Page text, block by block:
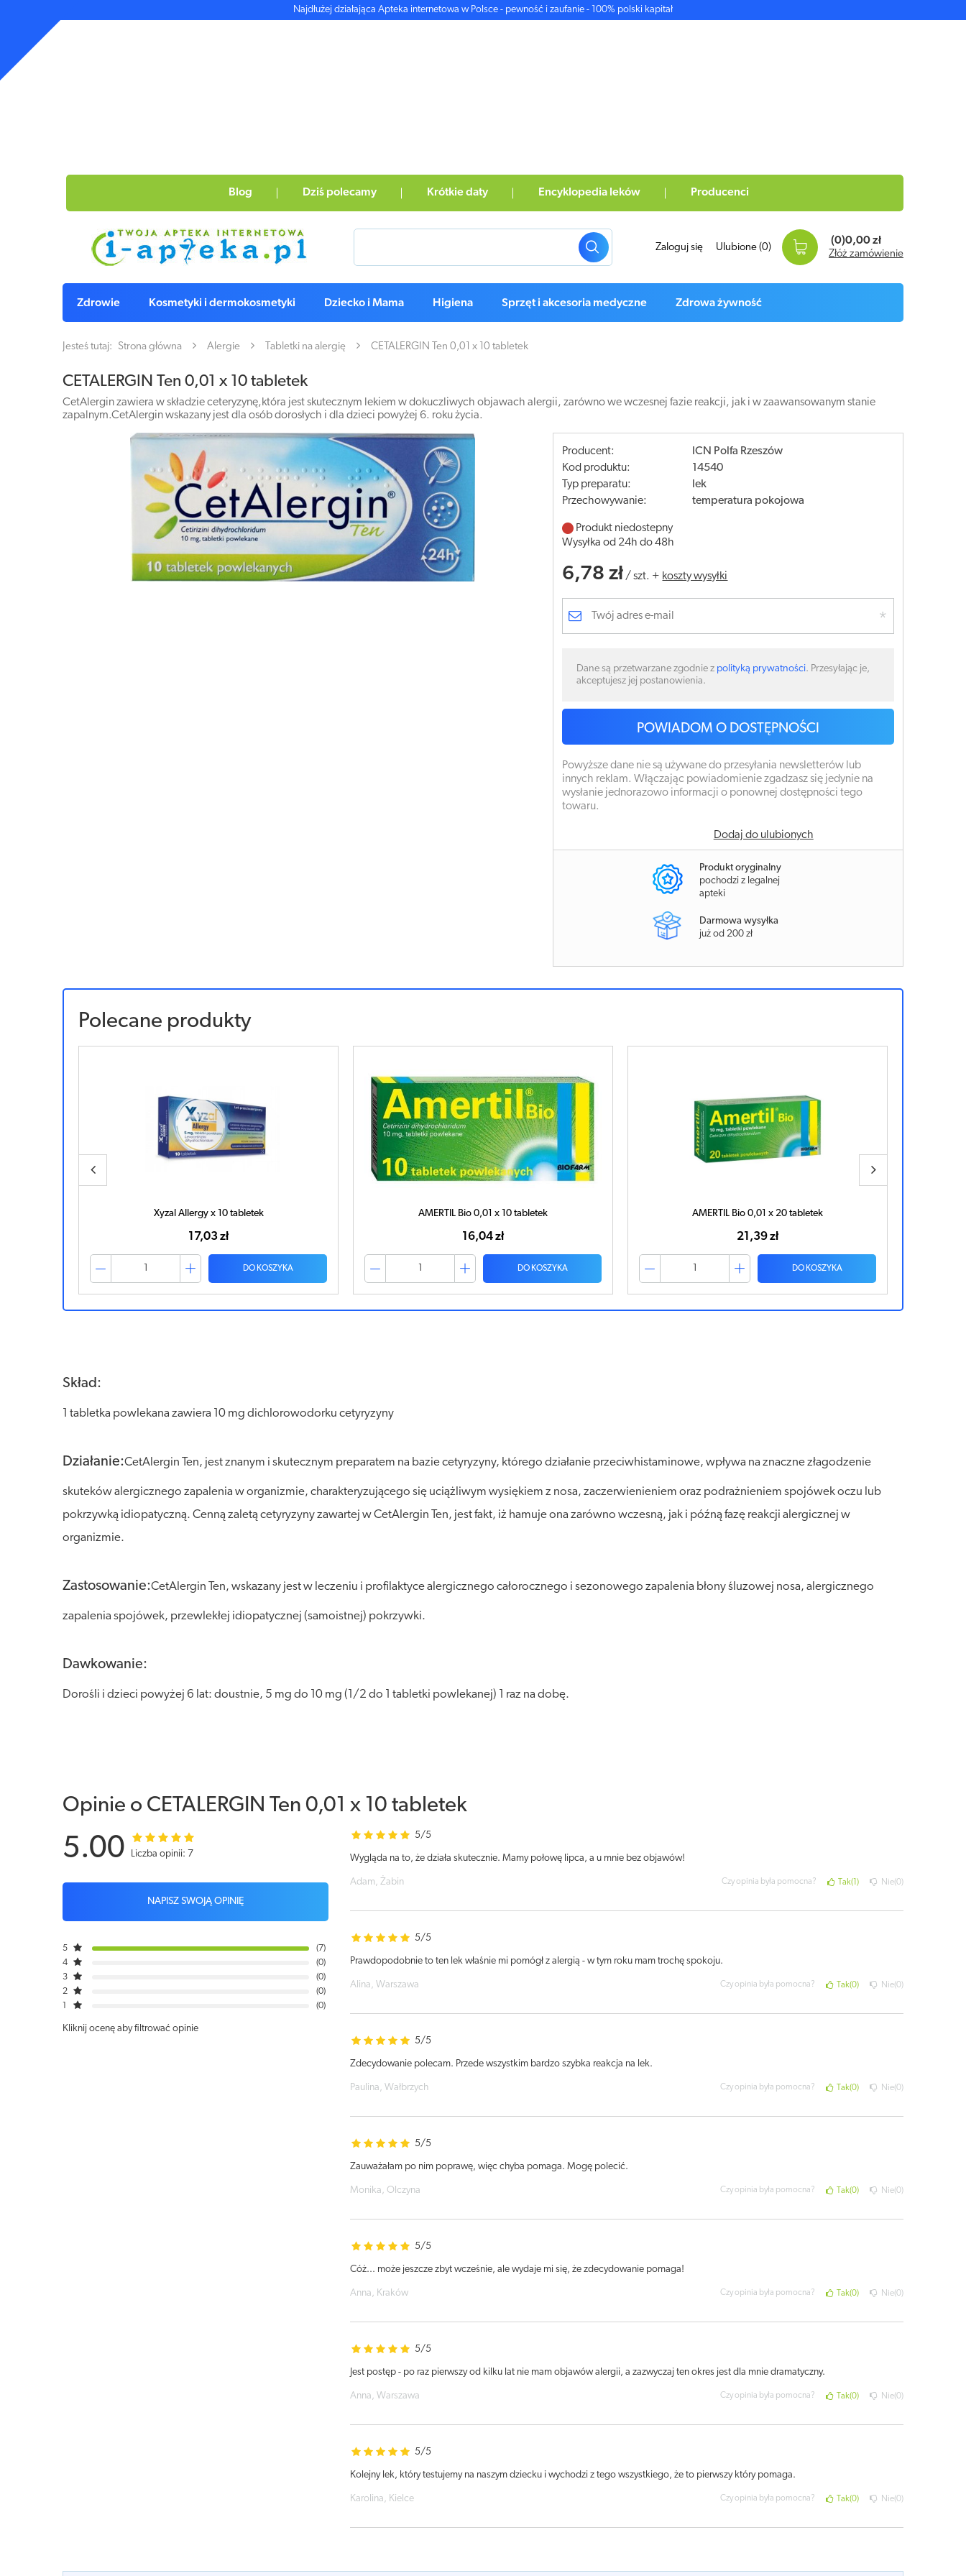
Najdłużej działająca Apteka internetowa w Polsce - pewność i zaufanie - 100% polski kapitał
Blog Dziś polecamy Krótkie daty Encyklopedia leków Producenci
Zaloguj się Ulubione (0)
(0)0,00 zł
Złóż zamówienie
Zdrowie Kosmetyki i dermokosmetyki Dziecko i Mama Higiena Sprzęt i akcesoria medyczne Zdrowa żywność
Jesteś tutaj: Strona główna Alergie Tabletki na alergię CETALERGIN Ten 0,01 x 10 tabletek
CETALERGIN Ten 0,01 x 10 tabletek
CetAlergin zawiera w składzie ceteryzynę,która jest skutecznym lekiem w dokuczliwych objawach alergii, zarówno we wczesnej fazie reakcji, jak i w zaawansowanym stanie
zapalnym.CetAlergin wskazany jest dla osób dorosłych i dla dzieci powyżej 6. roku życia.
Producent:
ICN Polfa Rzeszów
Kod produktu:
14540
Typ preparatu:
lek
Przechowywanie:
temperatura pokojowa
Produkt niedostepny
Wysyłka od 24h do 48h
6,78 zł /szt. + koszty wysyłki
Dane są przetwarzane zgodnie z polityką prywatności. Przesyłając je,
akceptujesz jej postanowienia.
POWIADOM O DOSTĘPNOŚCI
Powyższe dane nie są używane do przesyłania newsletterów lub
innych reklam. Włączając powiadomienie zgadzasz się jedynie na
wysłanie jednorazowo informacji o ponownej dostępności tego
towaru.
Dodaj do ulubionych
Produkt oryginalny
pochodzi z legalnej
apteki
Darmowa wysyłka
już od 200 zł
Polecane produkty
AMERTIL Bio 0,01 x 10 tabletek
16,04 zł
DO KOSZYKA
AMERTIL Bio 0,01 x 20 tabletek
21,39 zł
DO KOSZYKA
LORATAN Pro 0,01 x 10 kapsułek
14,51 zł
DO KOSZYKA
Skład:
1 tabletka powlekana zawiera 10 mg dichlorowodorku cetyryzyny
Działanie:CetAlergin Ten, jest znanym i skutecznym preparatem na bazie cetyryzyny, którego działanie przeciwhistaminowe, wpływa na znaczne złagodzenie
skuteków alergicznego zapalenia w organizmie, charakteryzującego się uciążliwym wysiękiem z nosa, zaczerwienieniem oraz podrażnieniem spojówek oczu lub
pokrzywką idiopatyczną. Cenną zaletą cetyryzyny zawartej w CetAlergin Ten, jest fakt, iż hamuje ona zarówno wczesną, jak i późną fazę reakcji alergicznej w
organizmie.
Zastosowanie:CetAlergin Ten, wskazany jest w leczeniu i profilaktyce alergicznego całorocznego i sezonowego zapalenia błony śluzowej nosa, alergicznego
zapalenia spojówek, przewlekłej idiopatycznej (samoistnej) pokrzywki.
Dawkowanie:
Dorośli i dzieci powyżej 6 lat: doustnie, 5 mg do 10 mg (1/2 do 1 tabletki powlekanej) 1 raz na dobę.
Opinie o CETALERGIN Ten 0,01 x 10 tabletek
5.00 Liczba opinii: 7
NAPISZ SWOJĄ OPINIĘ
5
7
4
0
3
0
2
0
0
Kliknij ocenę aby filtrować opinie
5/5
Wygląda na to, że działa skutecznie. Mamy połowę lipca, a u mnie bez objawów!
Adam, Żabin Czy opinia była pomocna? Tak 1 Nie 0
5/5
Prawdopodobnie to ten lek właśnie mi pomógł z alergią - w tym roku mam trochę spokoju.
Alina, Warszawa Czy opinia była pomocna? Tak 0 Nie 0
5/5
Zdecydowanie polecam. Przede wszystkim bardzo szybka reakcja na lek.
Paulina, Wałbrzych Czy opinia była pomocna? Tak 0 Nie 0
5/5
Zauważałam po nim poprawę, więc chyba pomaga. Mogę polecić.
Monika, Olczyna Czy opinia była pomocna? Tak 0 Nie 0
5/5
Cóż... może jeszcze zbyt wcześnie, ale wydaje mi się, że zdecydowanie pomaga!
Anna, Kraków Czy opinia była pomocna? Tak 0 Nie 0
5/5
Jest postęp - po raz pierwszy od kilku lat nie mam objawów alergii, a zazwyczaj ten okres jest dla mnie dramatyczny.
Anna, Warszawa Czy opinia była pomocna? Tak 0 Nie 0
5/5
Kolejny lek, który testujemy na naszym dziecku i wychodzi z tego wszystkiego, że to pierwszy który pomaga.
Karolina, Kielce Czy opinia była pomocna? Tak 0 Nie 0